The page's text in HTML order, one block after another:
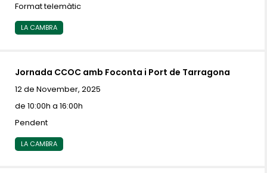
Format telemàtic
LA CAMBRA
Jornada CCOC amb Foconta i Port de Tarragona
12 de November, 2025
de 10:00h a 16:00h
Pendent
LA CAMBRA